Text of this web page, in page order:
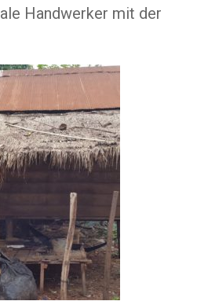
Handwerker mit der